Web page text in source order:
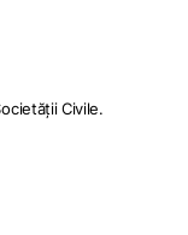
Civile.